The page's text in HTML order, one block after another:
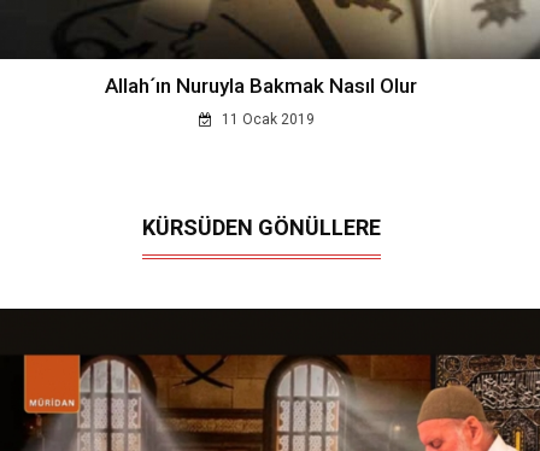
Allah´ın Nuruyla Bakmak Nasıl Olur
11 Ocak 2019
KÜRSÜDEN GÖNÜLLERE